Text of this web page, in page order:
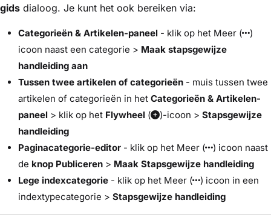
gids dialoog. Je kunt het ook bereiken via:
Categorieën & Artikelen-paneel - klik op het Meer (
)
icoon naast een categorie > Maak stapsgewijze
handleiding aan
Tussen twee artikelen of categorieën - muis tussen twee
artikelen of categorieën in het Categorieën & Artikelen-
paneel > klik op het Flywheel ( )-icoon > Stapsgewijze
handleiding
Paginacategorie-editor - klik op het Meer (
) icoon naast
de knop Publiceren > Maak Stapsgewijze handleiding
Lege indexcategorie - klik op het Meer (
) icoon in een
indextypecategorie > Stapsgewijze handleiding